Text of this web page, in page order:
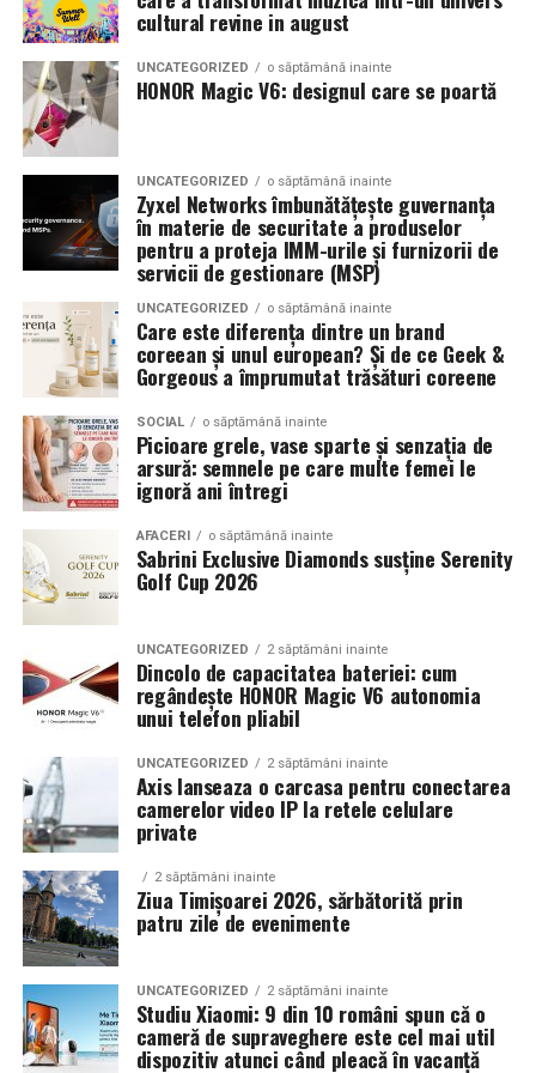
importantă a momentelor speciale din Maramureș,
combinând experiența organizatorică cu capacitatea de
a transforma fiecare eveniment într-o amintire
deosebită pentru participanți.
accentua liniile caroseriei si poate oferi un look
echilibrat, in timp ce o alegere gresita poate strica
proportiile, chiar daca restul masinii este bine realizat.
Anvelopele ca element vizual la show-uri auto
La evenimentele auto din Cluj, anvelopele nu sunt doar
componente functionale, ci si elemente vizuale. Publicul
si fotografii surprind adesea detalii precum modul in
care roata umple aripa, distanta fata de caroserie si
aspectul general al ansamblului roata-janta.
Anvelopele curate, cu dimensiuni corecte si uzura
uniforma, contribuie la imaginea profesionala a unei
masini de show. In multe cazuri, acestea completeaza
jantele si intaresc conceptul ales de proprietar, fie ca
vorbim despre un stil elegant, sportiv sau minimalist.
Echilibrul dintre estetica si utilizare reala
Un aspect specific evenimentelor auto din Cluj este
prezenta multor masini care nu sunt doar proiecte de
show, ci si vehicule utilizate zilnic. Proprietarii acestora
cauta solutii care sa le permita sa participe la
evenimente fara a sacrifica complet confortul sau
siguranta pe drumurile publice.
In acest context, anvelopele alese trebuie sa ofere un
echilibru intre aspect si functionalitate. Multi pasionati
opteaza pentru anvelope care arata bine la show, dar
care pot fi folosite si in conditii reale de trafic,
indiferent de vreme sau sezon.
De ce conteaza tipul de anvelopa la evenimentele din
Cluj
Clujul este un oras in care vremea poate fi imprevizibila,
iar drumurile din imprejurimi includ atat zone urbane,
cultural revine in august
UNCATEGORIZED o săptămână inainte
HONOR Magic V6: designul care se poartă
UNCATEGORIZED o săptămână inainte
Zyxel Networks îmbunătățește guvernanța
în materie de securitate a produselor
pentru a proteja IMM-urile și furnizorii de
servicii de gestionare (MSP)
UNCATEGORIZED o săptămână inainte
Care este diferența dintre un brand
coreean și unul european? Și de ce Geek &
Gorgeous a împrumutat trăsături coreene
SOCIAL o săptămână inainte
Picioare grele, vase sparte și senzația de
arsură: semnele pe care multe femei le
ignoră ani întregi
AFACERI o săptămână inainte
Sabrini Exclusive Diamonds susține Serenity
Golf Cup 2026
UNCATEGORIZED 2 săptămâni inainte
Dincolo de capacitatea bateriei: cum
regândește HONOR Magic V6 autonomia
unui telefon pliabil
UNCATEGORIZED 2 săptămâni inainte
Axis lanseaza o carcasa pentru conectarea
camerelor video IP la retele celulare
private
2 săptămâni inainte
Ziua Timișoarei 2026, sărbătorită prin
patru zile de evenimente
UNCATEGORIZED 2 săptămâni inainte
Studiu Xiaomi: 9 din 10 români spun că o
cameră de supraveghere este cel mai util
dispozitiv atunci când pleacă în vacanță